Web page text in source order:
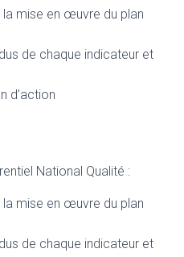
mise en œuvre du plan
de chaque indicateur et
d’action
National Qualité :
mise en œuvre du plan
de chaque indicateur et